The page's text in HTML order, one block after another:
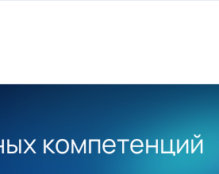
компетенций